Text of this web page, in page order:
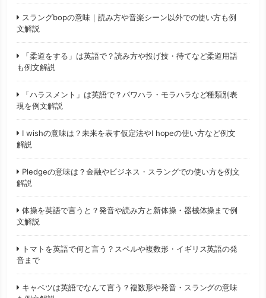
スラングbopの意味｜読み方や音楽シーン以外での使い方も例
文解説
「柔道をする」は英語で？読み方や投げ技・待てなど柔道用語
も例文解説
「ハラスメント」は英語で？パワハラ・モラハラなど種類別表
現を例文解説
I wishの意味は？未来を表す仮定法やI hopeの使い方など例文
解説
Pledgeの意味は？金融やビジネス・スラングでの使い方を例文
解説
体操を英語で言うと？発音や読み方と新体操・器械体操まで例
文解説
トマトを英語で何と言う？スペルや複数形・イギリス英語の発
音まで
キャベツは英語でなんて言う？複数形や発音・スラングの意味